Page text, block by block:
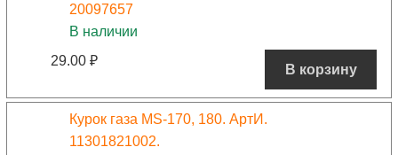
20097657
В наличии
29.00 ₽
В корзину
Курок газа MS-170, 180. АртИ.
11301821002.